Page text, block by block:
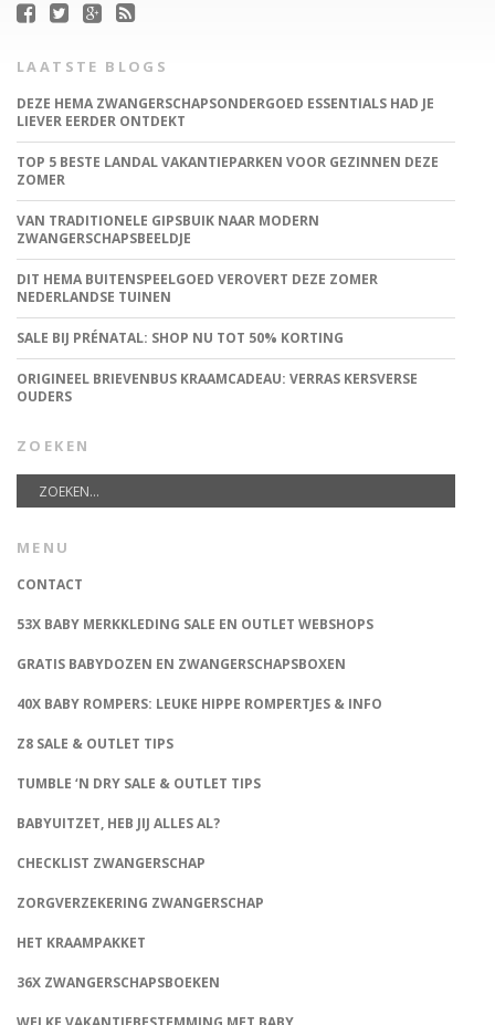
LAATSTE BLOGS
DEZE HEMA ZWANGERSCHAPSONDERGOED ESSENTIALS HAD JE
LIEVER EERDER ONTDEKT
TOP 5 BESTE LANDAL VAKANTIEPARKEN VOOR GEZINNEN DEZE
ZOMER
VAN TRADITIONELE GIPSBUIK NAAR MODERN
ZWANGERSCHAPSBEELDJE
DIT HEMA BUITENSPEELGOED VEROVERT DEZE ZOMER
NEDERLANDSE TUINEN
SALE BIJ PRÉNATAL: SHOP NU TOT 50% KORTING
ORIGINEEL BRIEVENBUS KRAAMCADEAU: VERRAS KERSVERSE
OUDERS
ZOEKEN
MENU
CONTACT
53X BABY MERKKLEDING SALE EN OUTLET WEBSHOPS
GRATIS BABYDOZEN EN ZWANGERSCHAPSBOXEN
40X BABY ROMPERS: LEUKE HIPPE ROMPERTJES & INFO
Z8 SALE & OUTLET TIPS
TUMBLE ‘N DRY SALE & OUTLET TIPS
BABYUITZET, HEB JIJ ALLES AL?
CHECKLIST ZWANGERSCHAP
ZORGVERZEKERING ZWANGERSCHAP
HET KRAAMPAKKET
36X ZWANGERSCHAPSBOEKEN